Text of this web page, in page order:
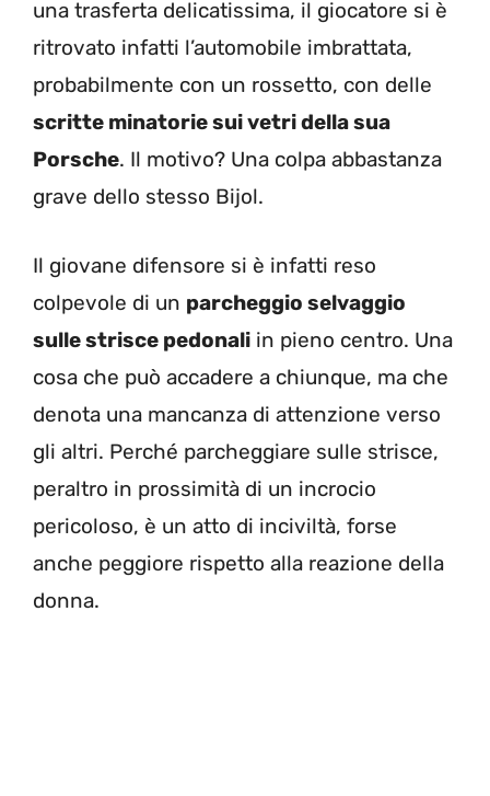
una trasferta delicatissima, il giocatore si è
ritrovato infatti l’automobile imbrattata,
probabilmente con un rossetto, con delle
scritte minatorie sui vetri della sua
Porsche. Il motivo? Una colpa abbastanza
grave dello stesso Bijol.
Il giovane difensore si è infatti reso
colpevole di un parcheggio selvaggio
sulle strisce pedonali in pieno centro. Una
cosa che può accadere a chiunque, ma che
denota una mancanza di attenzione verso
gli altri. Perché parcheggiare sulle strisce,
peraltro in prossimità di un incrocio
pericoloso, è un atto di inciviltà, forse
anche peggiore rispetto alla reazione della
donna.